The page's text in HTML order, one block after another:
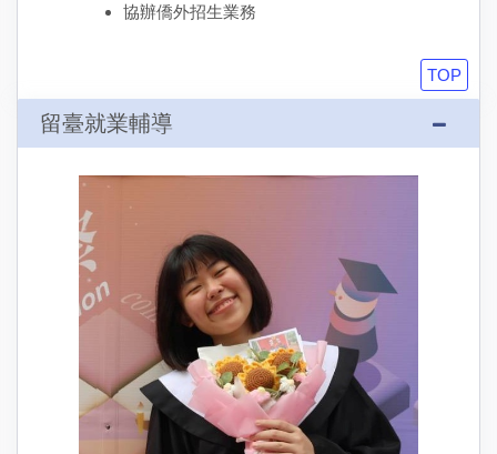
協辦僑外招生業務
TOP
留臺就業輔導